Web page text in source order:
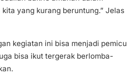
yang kurang beruntung.” Jelas
kegiatan ini bisa menjadi pemicu
bisa ikut tergerak berlomba-